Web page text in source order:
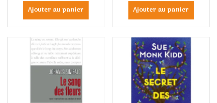
Ajouter au panier Ajouter au panier